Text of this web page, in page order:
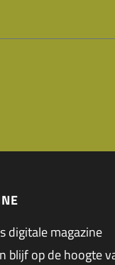
digitale magazine
blijf op de hoogte